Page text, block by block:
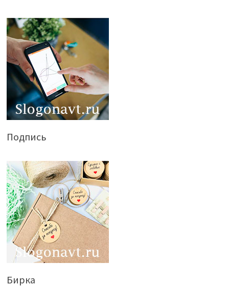
Подпись
Бирка